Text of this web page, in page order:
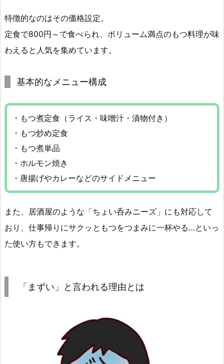
特徴的なのはその価格設定。
定食で800円～で食べられ、ボリューム満点のもつ料理が味
わえると人気を集めています。
基本的なメニュー構成
・もつ煮定食（ライス・味噌汁・漬物付き）
・もつ炒め定食
・もつ煮単品
・ホルモン焼き
・唐揚げやカレーなどのサイドメニュー
また、居酒屋のような「ちょい呑みニーズ」にも対応して
おり、仕事帰りにサクッともつをつまみに一杯やる…といっ
た使い方もできます。
「まずい」と言われる理由とは